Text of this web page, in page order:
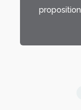
proposition